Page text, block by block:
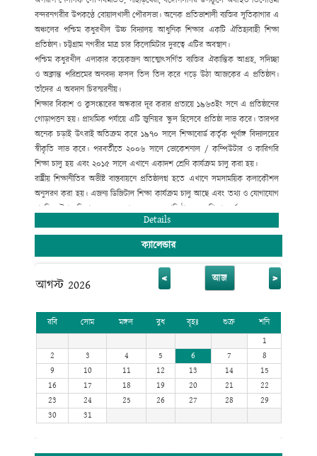
বন্দরনগরীর উপকণ্ঠে বোয়ালখালী পৌরসভা। অনেক প্রতিভাশালী ব্যক্তির সূতিকাগার এ
অঞ্চলের পশ্চিম কধুরখীল উচ্চ বিদ্যালয় আধুনিক শিক্ষার একটি ঐতিহ্যবাহী শিক্ষা
প্রতিষ্ঠান। চট্টগ্রাম নগরীর মাত্র চার কিলোমিটার দুরত্বে এটির অবস্থান।
পশ্চিম কধুরখীল এলাকার কয়েকজন আত্মোৎসর্গিত ব্যক্তির ঐকান্তিক আগ্রহ, সদিচ্ছা
ও অক্লান্ত পরিশ্রমের অনবদ্য ফসল তিল তিল করে গড়ে উঠা আজকের এ প্রতিষ্ঠান।
তাঁদের এ অবদান চিরস্মরনীয়।
শিক্ষার বিকাশ ও কুসংষ্কারের অন্ধকার দূর করার প্রত্যয়ে ১৯৬৩ইং সনে এ প্রতিষ্ঠানের
গোড়াপত্তন হয়। প্রাথমিক পর্যায়ে এটি জুনিয়র স্কুল হিসেবে প্রতিষ্ঠা লাভ করে। তারপর
অনেক চড়াই উৎরাই অতিক্রম করে ১৯৭০ সালে শিক্ষাবোর্ড কর্তৃক পূর্ণাঙ্গ বিদ্যালয়ের
স্বীকৃতি লাভ করে। পরবর্তীতে ২০০৬ সালে ভোকেশনাল / কম্পিউটার ও কারিগরি
শিক্ষা চালু হয় এবং ২০১৫ সালে এখানে একাদশ শ্রেণি কার্যক্রম চালু করা হয়।
রাষ্ট্রীয় শিক্ষানীতির অভীষ্ট বাস্তবায়নে প্রতিষ্ঠালগ্ন হতে এখানে সমসাময়িক কলাকৌশল
অনুসরণ করা হয়। এজন্য ডিজিটাল শিক্ষা কার্যক্রম চালু আছে এবং তথ্য ও যোগাযোগ
প্রযুক্তির উপর বিশেষ গুরুত্ব দেয়া হয়েছে। এ প্রতিষ্ঠান হতে শিক্ষা অর্জন করে অনেক
গুণী ব্যক্তি জাতীয় ও আন্তর্জাতিক ক্ষেত্রে ভূমিকা রেখে যাচ্ছেন।
Details
ক্যালেন্ডার
আগস্ট 2026 < আজ >
রবি সোম মঙ্গল বুধ বৃহঃ শুক্র
শনি
1
2
3 4 5 6 7
8
9
10 11 12 13 14
15
16
17 18 19 20 21
22
23
24 25 26 27 28
29
30
31